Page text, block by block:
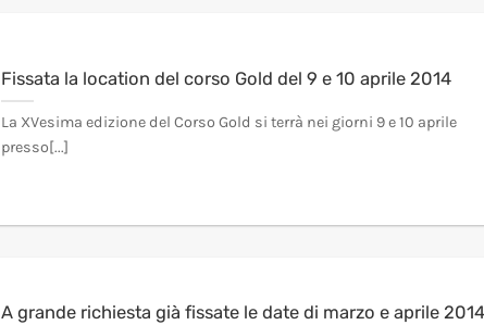
Fissata la location del corso Gold del 9 e 10 aprile 2014
La XVesima edizione del Corso Gold si terrà nei giorni 9 e 10 aprile
presso[...]
A grande richiesta già fissate le date di marzo e aprile